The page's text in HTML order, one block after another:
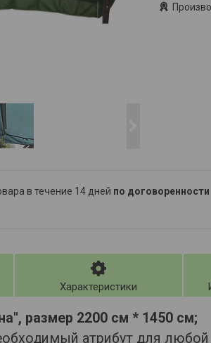
в течение 14 дней по договоренности
Характеристики
размер 2200 см * 1450 см;
атрибут для